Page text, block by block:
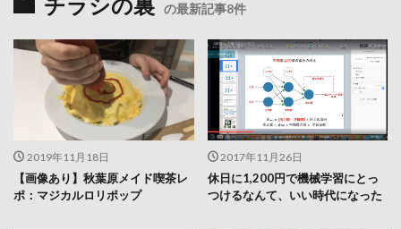
の最新記事8件
2019年11月18日
【画像あり】秋葉原メイド喫茶レ
ポ：マジカルロリポップ
2017年11月26日
休日に1,200円で機械学習にとっ
つけるなんて、いい時代になった